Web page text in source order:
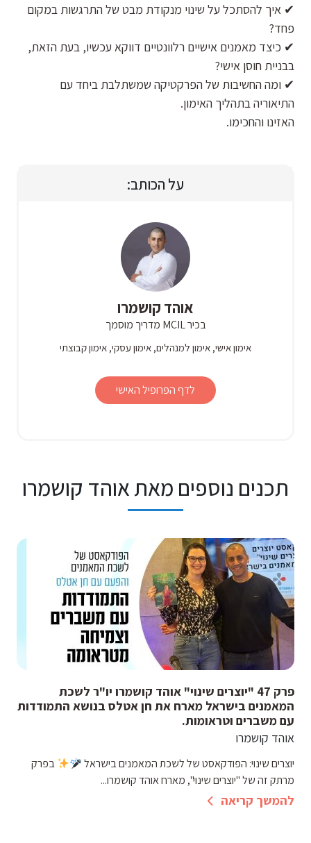
✔ איך להסתכל על שינוי מנקודת מבט של התרגשות במקום
פחד?
✔ כיצד מאמנים אישיים רלוונטיים דווקא עכשיו, בעת הזאת,
בבניית חוסן אישי?
✔ ומה החשיבות של הפרקטיקה שמשתלבת ביחד עם
התיאוריה בתהליך האימון.
האזינו והחכימו.
על הכותב:
אוהד קושמרו
בכיר MCIL מדריך מוסמך
אימון אישי, אימון למנהלים, אימון עסקי, אימון קבוצתי
לדף הפרופיל האישי
תכנים נוספים מאת אוהד קושמרו
פרק 47 "יוצרים שינוי" אוהד קושמרו יו"ר לשכת
המאמנים בישראל מארח את חן אטלס בנושא התמודדות
עם משברים וטראומות.
אוהד קושמרו
יוצרים שינוי: הפודקאסט של לשכת המאמנים בישראל
בפרק
מרתק זה של "יוצרים שינוי", מארח אוהד קושמרו...
להמשך קריאה